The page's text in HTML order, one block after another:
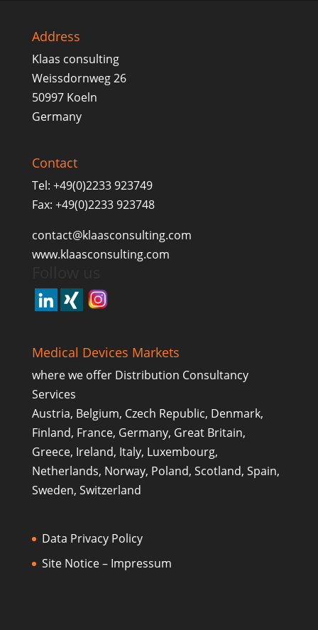
Address
Klaas consulting
Weissdornweg 26
50997 Koeln
Germany
Contact
Tel: +49(0)2233 923749
Fax: +49(0)2233 923748
contact@klaasconsulting.com
www.klaasconsulting.com
Medical Devices Markets
where we offer Distribution Consultancy
Services
Austria, Belgium, Czech Republic, Denmark,
Finland, France, Germany, Great Britain,
Greece, Ireland, Italy, Luxembourg,
Netherlands, Norway, Poland, Scotland, Spain,
Sweden, Switzerland
Data Privacy Policy
Site Notice – Impressum